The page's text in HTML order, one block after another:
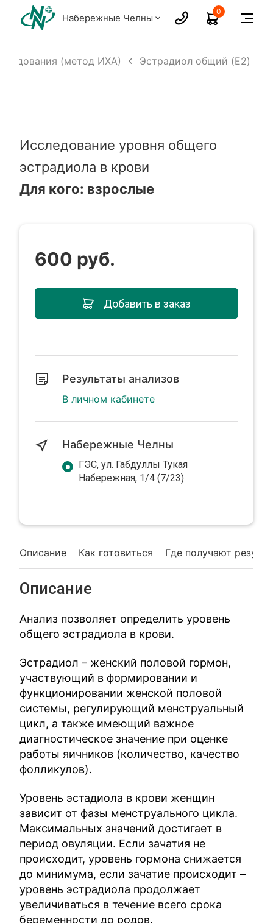
Набережные Челны
0
(метод ИХА) Эстрадиол общий (E2)
Исследование уровня общего
эстрадиола в крови
Для кого: взрослые
Описание Как готовиться Где получают
Описание
Анализ позволяет определить уровень
общего эстрадиола в крови.
Эстрадиол – женский половой гормон,
участвующий в формировании и
функционировании женской половой
системы, регулирующий менструальный
цикл, а также имеющий важное
диагностическое значение при оценке
работы яичников (количество, качество
фолликулов).
Уровень эстадиола в крови женщин
зависит от фазы менструального цикла.
Максимальных значений достигает в
период овуляции. Если зачатия не
происходит, уровень гормона снижается
до минимума, если зачатие происходит –
уровень эстрадиола продолжает
увеличиваться в течение всего срока
беременности до родов.
600 руб.
Добавить в заказ
Результаты анализов
В личном кабинете
Набережные Челны
ГЭС, ул. Габдуллы Тукая
Набережная, 1/4 (7/23)